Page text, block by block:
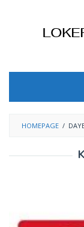
HOMEPAGE /